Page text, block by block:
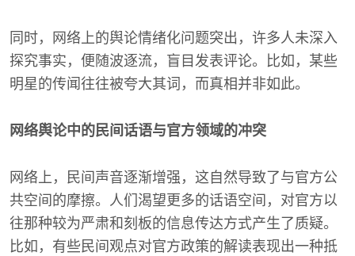
同时，网络上的舆论情绪化问题突出，许多人未深入
探究事实，便随波逐流，盲目发表评论。比如，某些
明星的传闻往往被夸大其词，而真相并非如此。
网络舆论中的民间话语与官方领域的冲突
网络上，民间声音逐渐增强，这自然导致了与官方公
共空间的摩擦。人们渴望更多的话语空间，对官方以
往那种较为严肃和刻板的信息传达方式产生了质疑。
比如，有些民间观点对官方政策的解读表现出一种抵